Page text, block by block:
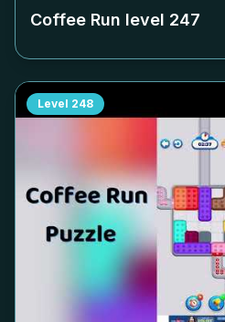
Coffee Run level 247
Level 248